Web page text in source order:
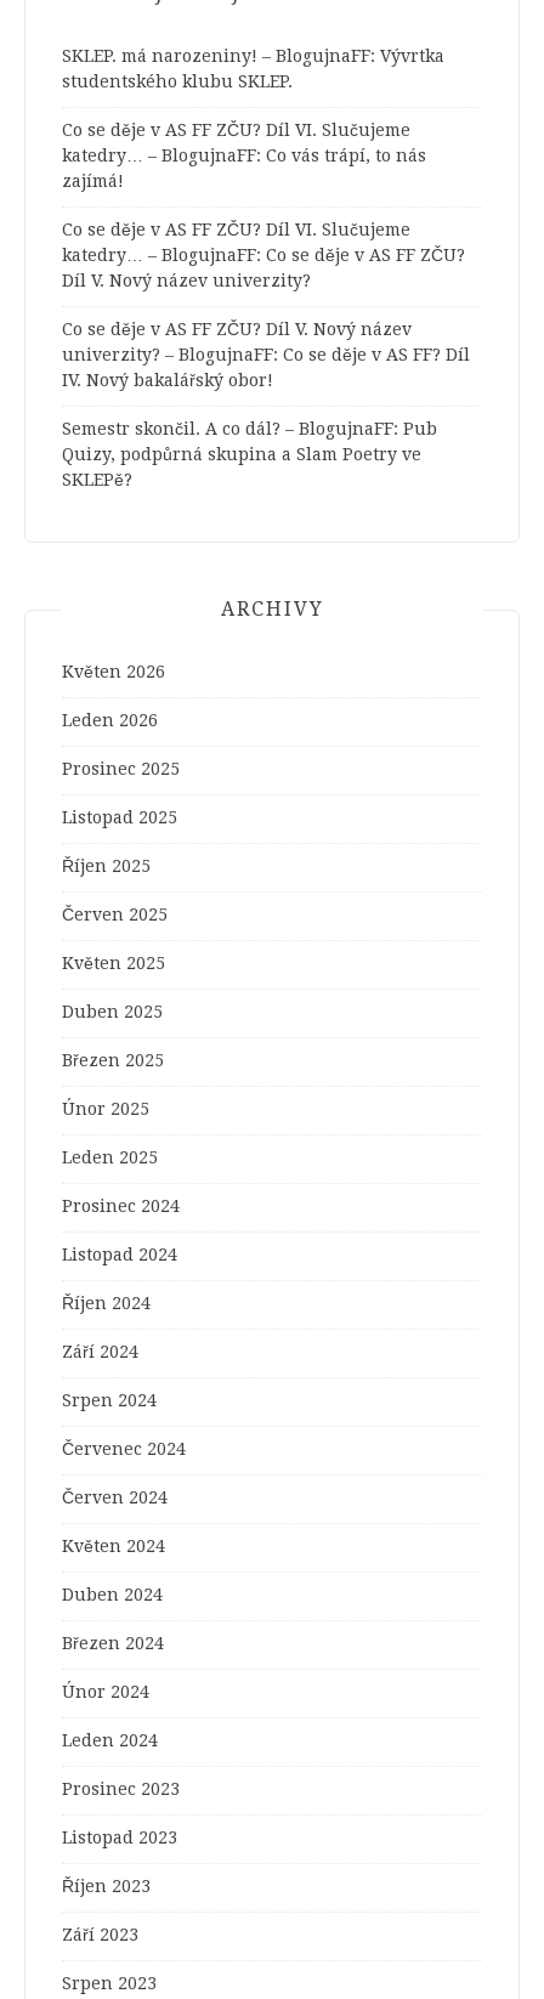
SKLEP. má narozeniny! – BlogujnaFF: Vývrtka
studentského klubu SKLEP.
Co se děje v AS FF ZČU? Díl VI. Slučujeme
katedry… – BlogujnaFF: Co vás trápí, to nás
zajímá!
Co se děje v AS FF ZČU? Díl VI. Slučujeme
katedry… – BlogujnaFF: Co se děje v AS FF ZČU?
Díl V. Nový název univerzity?
Co se děje v AS FF ZČU? Díl V. Nový název
univerzity? – BlogujnaFF: Co se děje v AS FF? Díl
IV. Nový bakalářský obor!
Semestr skončil. A co dál? – BlogujnaFF: Pub
Quizy, podpůrná skupina a Slam Poetry ve
SKLEPě?
ARCHIVY
Květen 2026
Leden 2026
Prosinec 2025
Listopad 2025
Říjen 2025
Červen 2025
Květen 2025
Duben 2025
Březen 2025
Únor 2025
Leden 2025
Prosinec 2024
Listopad 2024
Říjen 2024
Září 2024
Srpen 2024
Červenec 2024
Červen 2024
Květen 2024
Duben 2024
Březen 2024
Únor 2024
Leden 2024
Prosinec 2023
Listopad 2023
Říjen 2023
Září 2023
Srpen 2023